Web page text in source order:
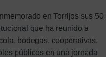
en Torrijos sus 50
que ha reunido a
bodegas, cooperativas,
públicos en una jornada